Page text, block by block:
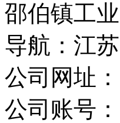
邵伯镇工
导航：江
公司网址：
公司账号